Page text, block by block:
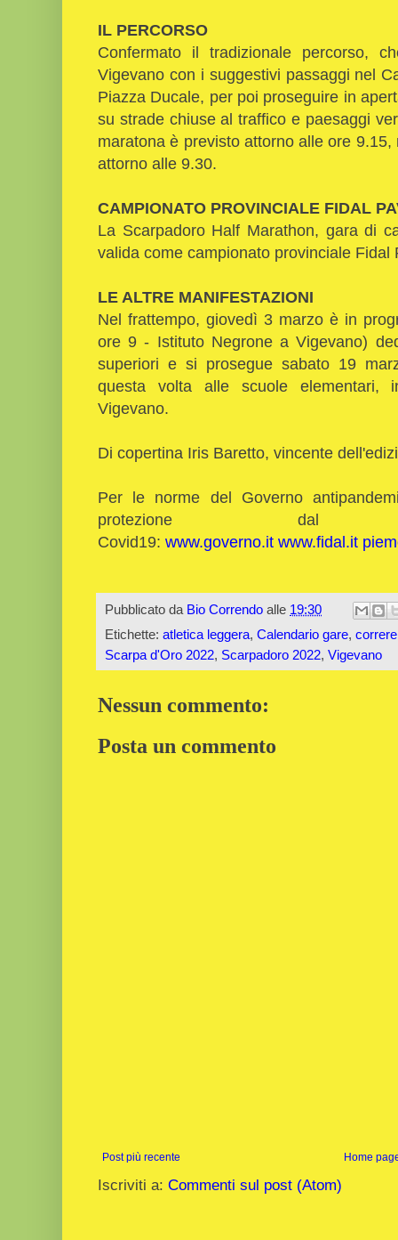
IL PERCORSO
Confermato il tradizionale percorso,
Vigevano con i suggestivi passaggi nel
Piazza Ducale, per poi proseguire in
su strade chiuse al traffico e paesaggi
maratona è previsto attorno alle ore
attorno alle 9.30.
CAMPIONATO PROVINCIALE FIDAL
La Scarpadoro Half Marathon, gara di
valida come campionato provinciale Fidal
LE ALTRE MANIFESTAZIONI
Nel frattempo, giovedì 3 marzo è in
ore 9 - Istituto Negrone a Vigevano)
superiori e si prosegue sabato 19
questa volta alle scuole elementari,
Vigevano.
Di copertina Iris Baretto, vincente
Per le norme del Governo
protezione
Covid19: www.governo.it www.fidal.it
Pubblicato da Bio Correndo alle 19:30
Etichette: atletica leggera, Calendario gare, correre
Scarpa d'Oro 2022, Scarpadoro 2022, Vigevano
Nessun commento:
Posta un commento
Post più recente Home
Iscriviti a: Commenti sul post (Atom)